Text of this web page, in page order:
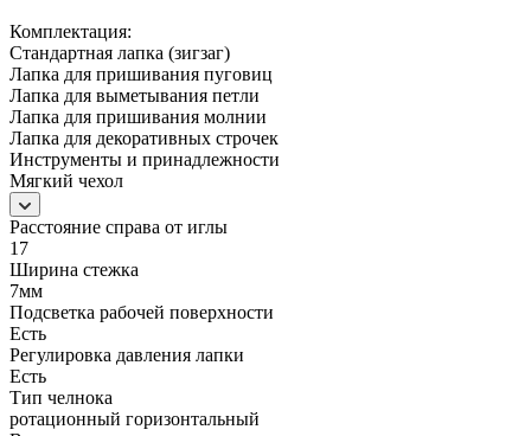
Комплектация:
Стандартная лапка (зигзаг)
Лапка для пришивания пуговиц
Лапка для выметывания петли
Лапка для пришивания молнии
Лапка для декоративных строчек
Инструменты и принадлежности
Мягкий чехол
Расстояние справа от иглы
17
Ширина стежка
7мм
Подсветка рабочей поверхности
Есть
Регулировка давления лапки
Есть
Тип челнока
ротационный горизонтальный